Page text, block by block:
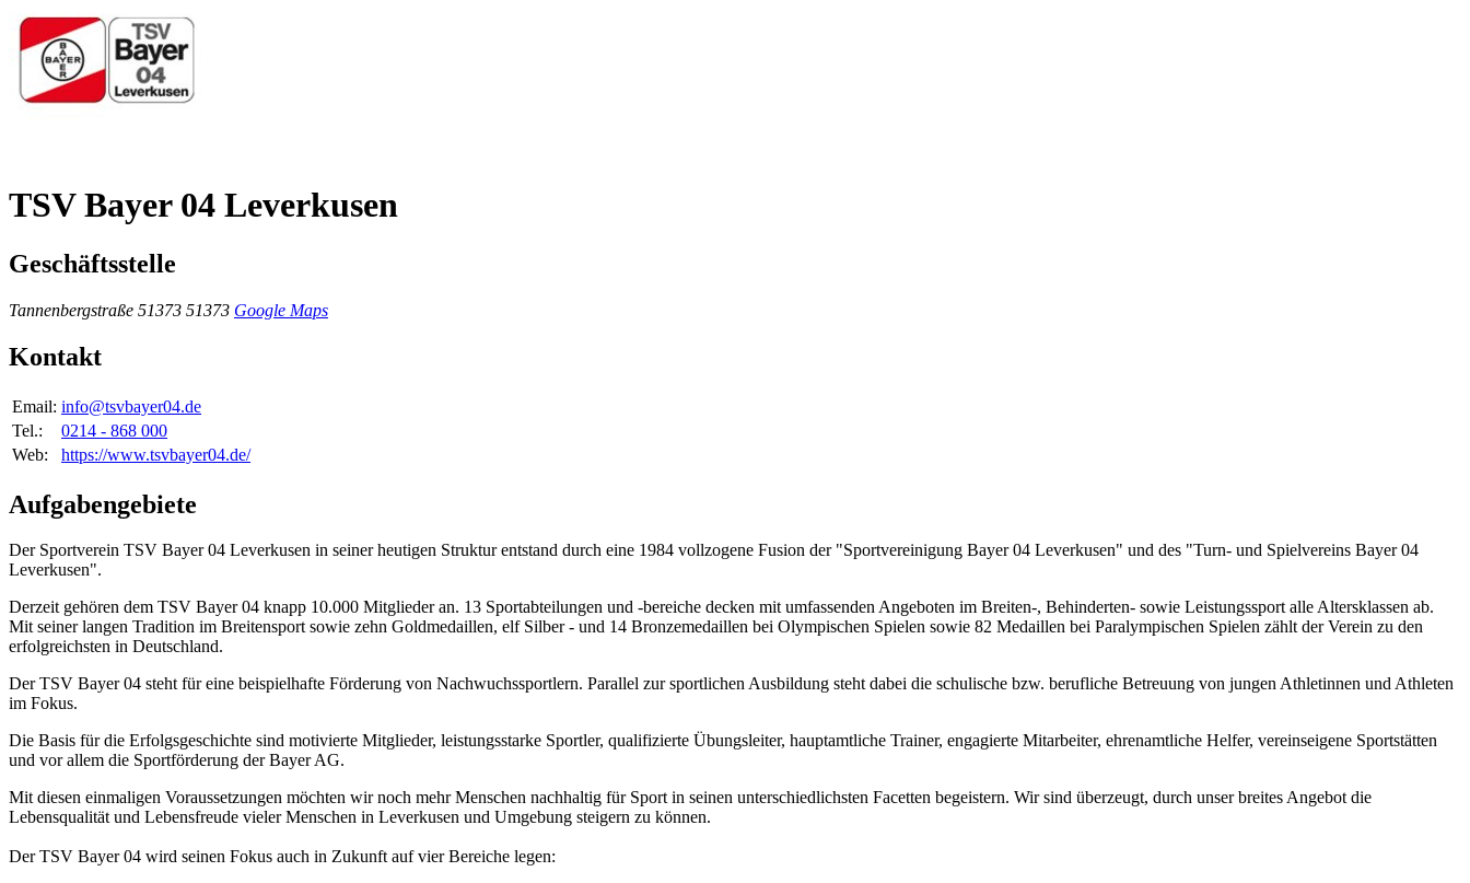
TSV Bayer 04 Leverkusen
Geschäftsstelle
Tannenbergstraße 51373 51373 Google Maps
Kontakt
Email: info@tsvbayer04.de
Tel.:
0214 - 868 000
Web:
https://www.tsvbayer04.de/
Aufgabengebiete
Der Sportverein TSV Bayer 04 Leverkusen in seiner heutigen Struktur entstand durch eine 1984 vollzogene Fusion der "Sportvereinigung Bayer 04 Leverkusen" und des "Turn- und Spielvereins Bayer 04
Leverkusen".
Derzeit gehören dem TSV Bayer 04 knapp 10.000 Mitglieder an. 13 Sportabteilungen und -bereiche decken mit umfassenden Angeboten im Breiten-, Behinderten- sowie Leistungssport alle Altersklassen ab.
Mit seiner langen Tradition im Breitensport sowie zehn Goldmedaillen, elf Silber - und 14 Bronzemedaillen bei Olympischen Spielen sowie 82 Medaillen bei Paralympischen Spielen zählt der Verein zu den
erfolgreichsten in Deutschland.
Der TSV Bayer 04 steht für eine beispielhafte Förderung von Nachwuchssportlern. Parallel zur sportlichen Ausbildung steht dabei die schulische bzw. berufliche Betreuung von jungen Athletinnen und Athleten
im Fokus.
Die Basis für die Erfolgsgeschichte sind motivierte Mitglieder, leistungsstarke Sportler, qualifizierte Übungsleiter, hauptamtliche Trainer, engagierte Mitarbeiter, ehrenamtliche Helfer, vereinseigene Sportstätten
und vor allem die Sportförderung der Bayer AG.
Mit diesen einmaligen Voraussetzungen möchten wir noch mehr Menschen nachhaltig für Sport in seinen unterschiedlichsten Facetten begeistern. Wir sind überzeugt, durch unser breites Angebot die
Lebensqualität und Lebensfreude vieler Menschen in Leverkusen und Umgebung steigern zu können.
Der TSV Bayer 04 wird seinen Fokus auch in Zukunft auf vier Bereiche legen: